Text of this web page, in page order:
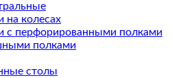
на колесах
с перфорированными полками
полками
столы